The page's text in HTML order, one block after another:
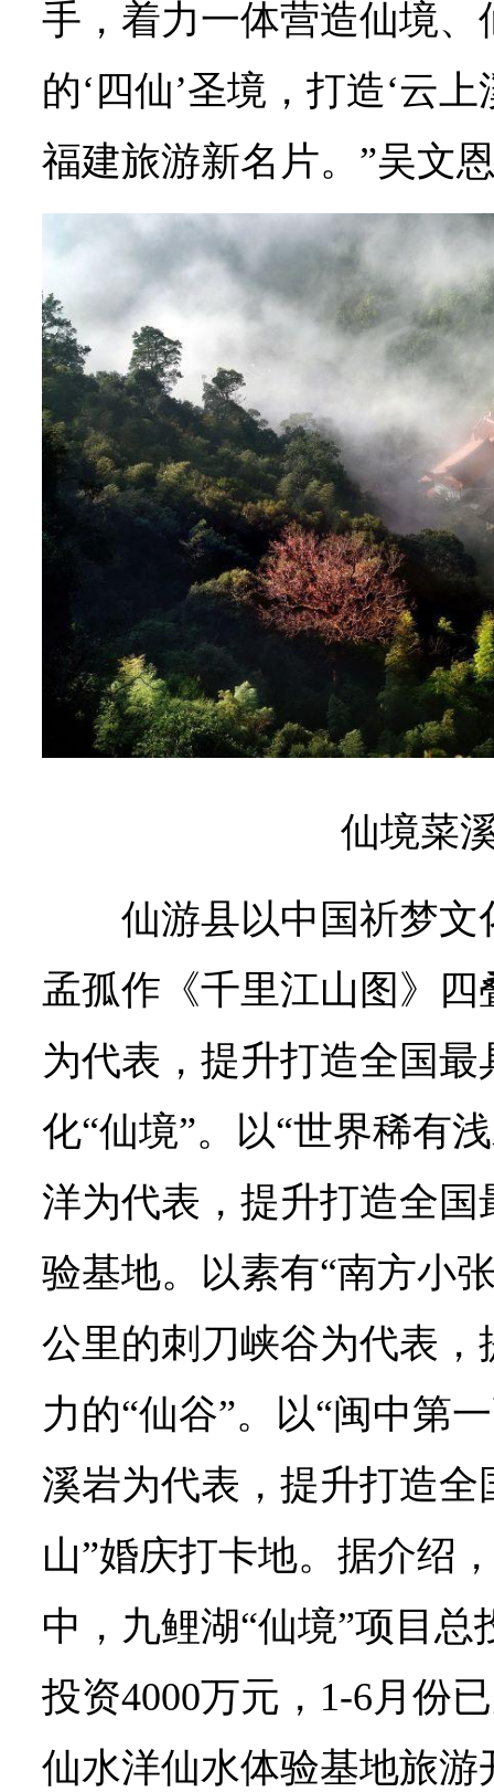
手，着力一体营造仙境
的‘四仙’圣境，打造‘云
福建旅游新名片。”吴文
仙境菜
仙游县以中国祈梦
孟孤作《千里江山图》
为代表，提升打造全国
化“仙境”。以“世界稀有
洋为代表，提升打造全国
验基地。以素有“南方小
公里的刺刀峡谷为代表
力的“仙谷”。以“闽中第
溪岩为代表，提升打造全
山”婚庆打卡地。据介绍
中，九鲤湖“仙境”项目
投资4000万元，1-6月份
仙水洋仙水体验基地旅游